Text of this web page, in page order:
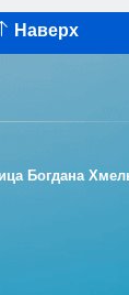
Наверх
Богдана